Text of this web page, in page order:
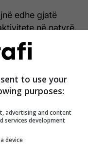
edhe gjatë
në natyrë
to use your
purposes:
advertising and content
services development
device